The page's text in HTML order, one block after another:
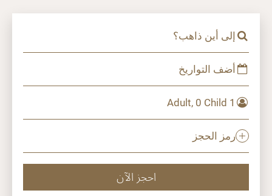
إلى أين ذاهب؟
أضف التواريخ
1 Adult, 0 Child
رمز الحجز
احجز الآن